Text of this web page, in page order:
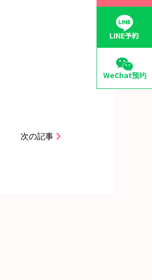
LINE予約
WeChat预约
次の記事